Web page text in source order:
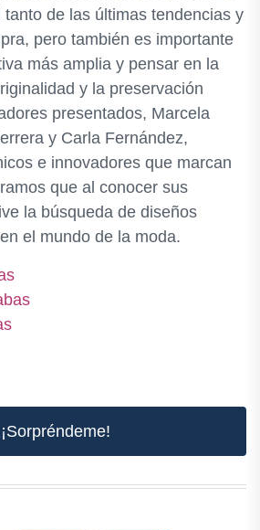
de las últimas tendencias y
pero también es importante
más amplia y pensar en la
y la preservación
presentados, Marcela
y Carla Fernández,
e innovadores que marcan
que al conocer sus
la búsqueda de diseños
el mundo de la moda.
¡Sorpréndeme!